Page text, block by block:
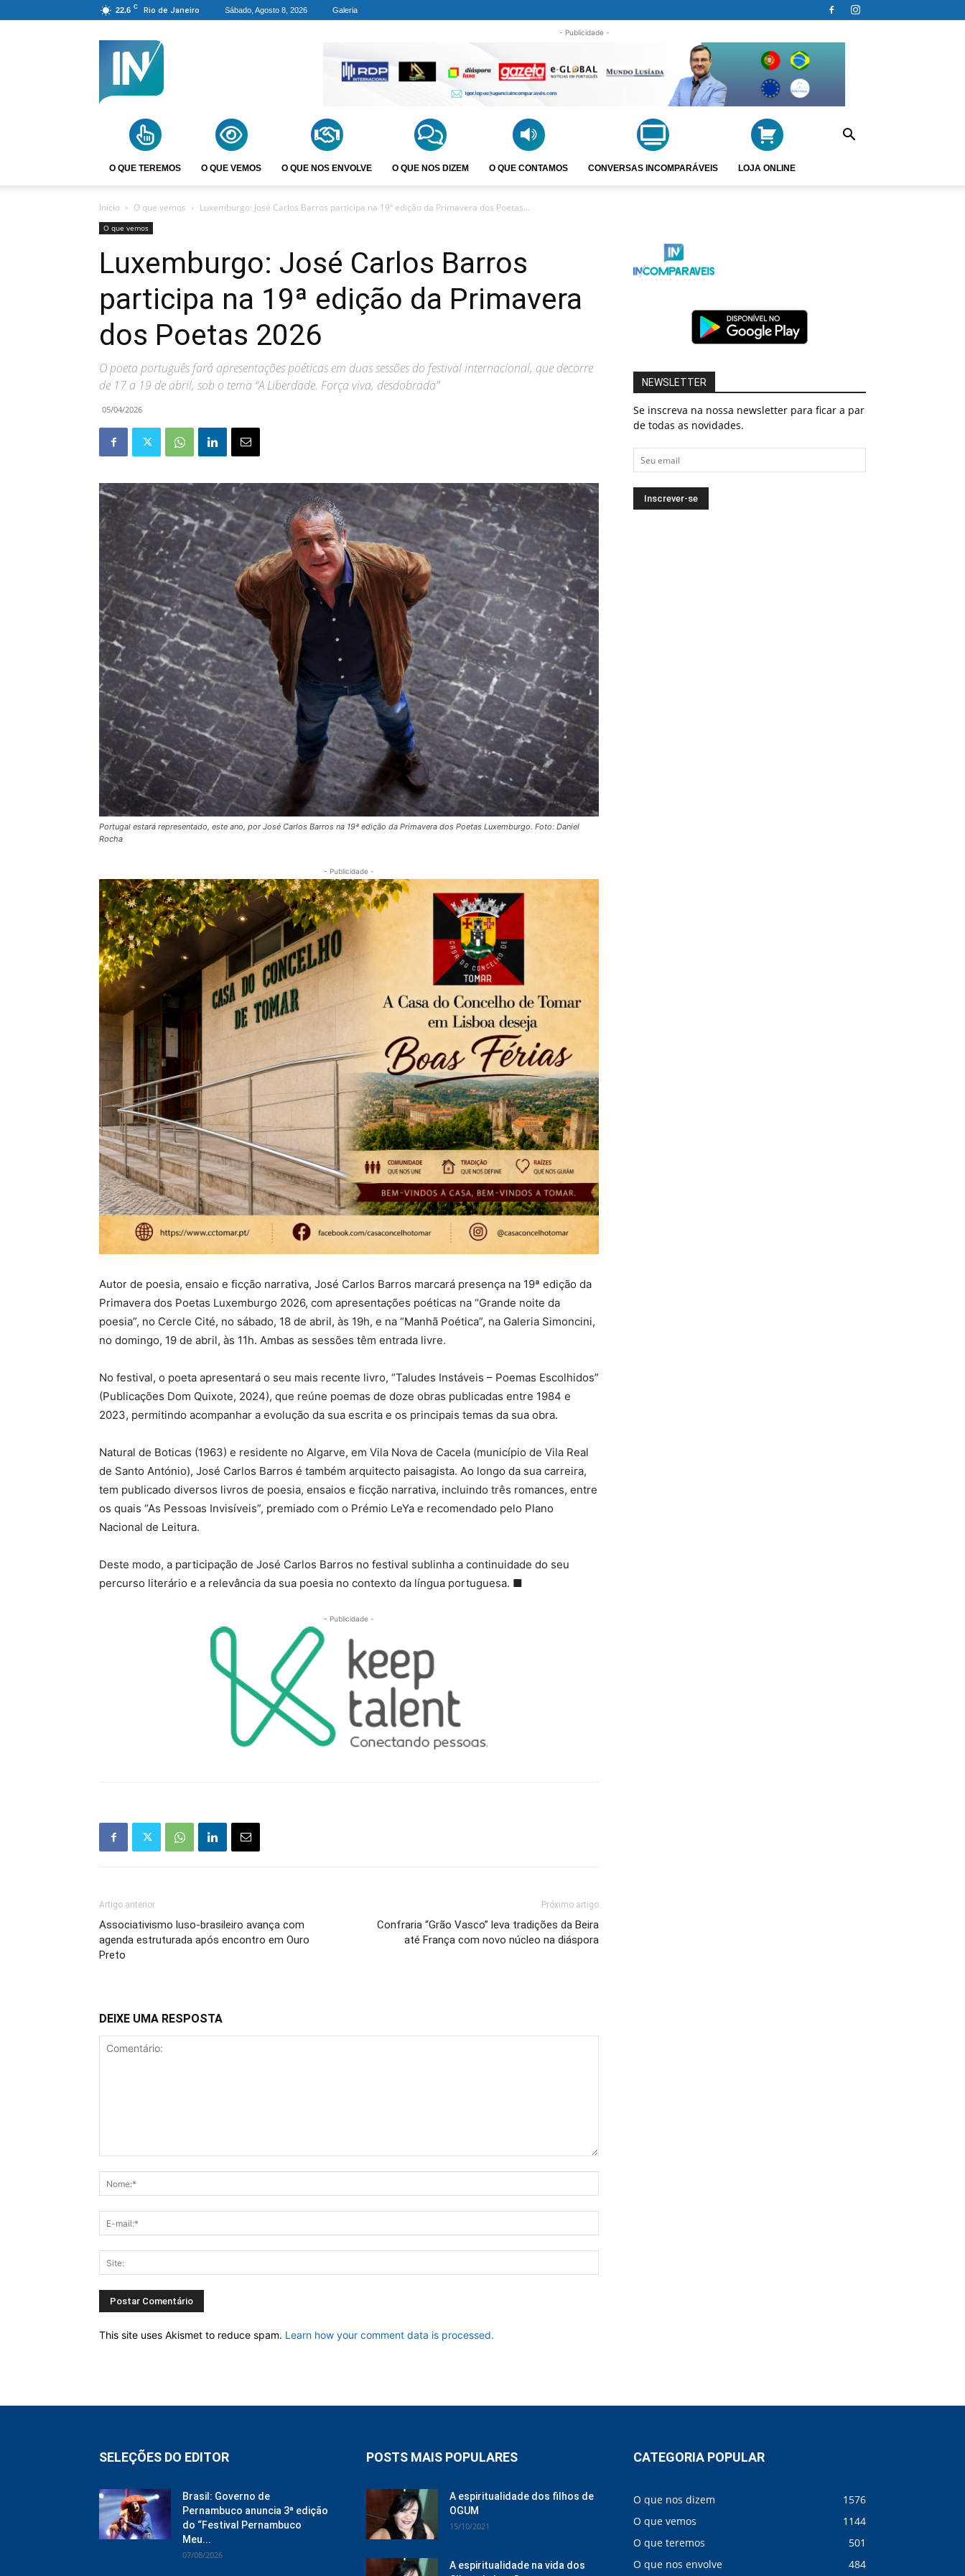
22.6 C Rio de Janeiro Sábado, Agosto 8, 2026 Galeria
- Publicidade -
O QUE TEREMOS O QUE VEMOS O QUE NOS ENVOLVE O QUE NOS DIZEM O QUE CONTAMOS CONVERSAS INCOMPARÁVEIS LOJA ONLINE
Início O que vemos Luxemburgo: José Carlos Barros participa na 19ª edição da Primavera dos Poetas...
O que vemos
Luxemburgo: José Carlos Barros
participa na 19ª edição da Primavera
dos Poetas 2026
O poeta português fará apresentações poéticas em duas sessões do festival internacional, que decorre
de 17 a 19 de abril, sob o tema “A Liberdade. Força viva, desdobrada”
05/04/2026
Portugal estará representado, este ano, por José Carlos Barros na 19ª edição da Primavera dos Poetas Luxemburgo. Foto: Daniel
Rocha
- Publicidade -
Autor de poesia, ensaio e ficção narrativa, José Carlos Barros marcará presença na 19ª edição da
Primavera dos Poetas Luxemburgo 2026, com apresentações poéticas na “Grande noite da
poesia”, no Cercle Cité, no sábado, 18 de abril, às 19h, e na “Manhã Poética”, na Galeria Simoncini,
no domingo, 19 de abril, às 11h. Ambas as sessões têm entrada livre.
No festival, o poeta apresentará o seu mais recente livro, “Taludes Instáveis – Poemas Escolhidos”
(Publicações Dom Quixote, 2024), que reúne poemas de doze obras publicadas entre 1984 e
2023, permitindo acompanhar a evolução da sua escrita e os principais temas da sua obra.
Natural de Boticas (1963) e residente no Algarve, em Vila Nova de Cacela (município de Vila Real
de Santo António), José Carlos Barros é também arquitecto paisagista. Ao longo da sua carreira,
tem publicado diversos livros de poesia, ensaios e ficção narrativa, incluindo três romances, entre
os quais “As Pessoas Invisíveis”, premiado com o Prémio LeYa e recomendado pelo Plano
Nacional de Leitura.
Deste modo, a participação de José Carlos Barros no festival sublinha a continuidade do seu
percurso literário e a relevância da sua poesia no contexto da língua portuguesa. ■
- Publicidade -
Artigo anterior
Associativismo luso-brasileiro avança com
agenda estruturada após encontro em Ouro
Preto
Próximo artigo
Confraria “Grão Vasco” leva tradições da Beira
até França com novo núcleo na diáspora
DEIXE UMA RESPOSTA
This site uses Akismet to reduce spam. Learn how your comment data is processed.
NEWSLETTER
Se inscreva na nossa newsletter para ficar a par
de todas as novidades.
SELEÇÕES DO EDITOR
Brasil: Governo de
Pernambuco anuncia 3ª edição
do “Festival Pernambuco
Meu...
07/08/2026
POSTS MAIS POPULARES
A espiritualidade dos filhos de
OGUM
15/10/2021
A espiritualidade na vida dos
CATEGORIA POPULAR
O que nos dizem
1576
O que vemos
1144
O que teremos
501
O que nos envolve
484